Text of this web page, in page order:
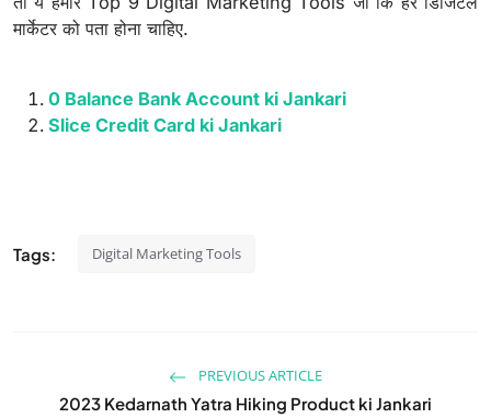
मार्केटर को पता होना चाहिए.
0 Balance Bank Account ki Jankari
Slice Credit Card ki Jankari
Tags: Digital Marketing Tools
PREVIOUS ARTICLE
2023 Kedarnath Yatra Hiking Product ki Jankari